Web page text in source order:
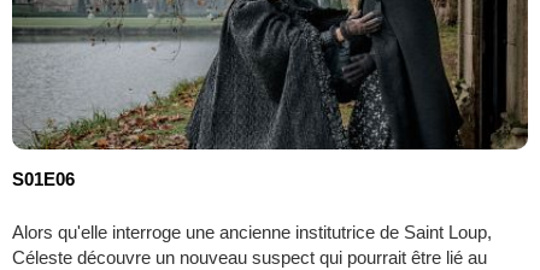
S01E06
Alors qu'elle interroge une ancienne institutrice de Saint Loup,
Céleste découvre un nouveau suspect qui pourrait être lié au